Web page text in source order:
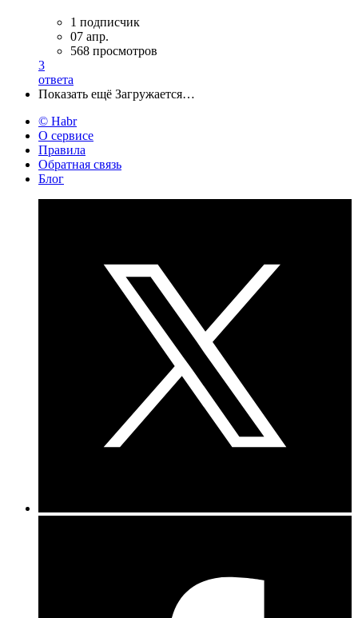
1 подписчик
07 апр.
568 просмотров
3
ответа
Показать ещё Загружается…
© Habr
О сервисе
Правила
Обратная связь
Блог